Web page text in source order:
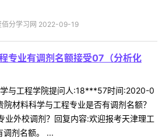
佰分学习网 2022-09-19
专业有调剂名额接受07（分析化
与工程学院提问人:18***57时间:2020-0
材料科学与工程专业是否有调剂名额？
业外校调剂？回复内容:欢迎报考天津理工
调剂名额。 ...